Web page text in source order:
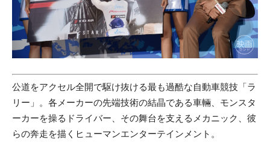
公道をアクセル全開で駆け抜ける最も過酷な自動車競技「ラ
リー」。各メーカーの先端技術の結晶である車輛、モンスタ
ーカーを操るドライバー、その舞台を支えるメカニック、彼
らの奔走を描くヒューマンエンターテインメント。